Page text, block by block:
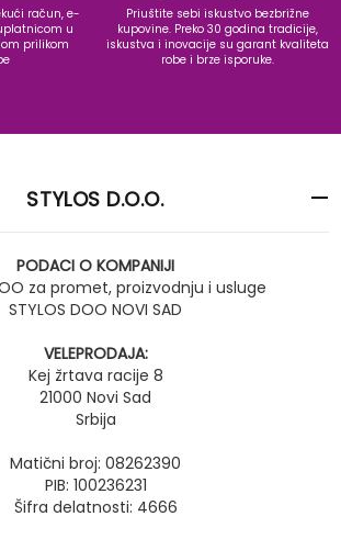
račun, e-
u
prilikom
Priuštite sebi iskustvo bezbrižne
kupovine. Preko 30 godina tradicije,
iskustva i inovacije su garant kvaliteta
robe i brze isporuke.
STYLOS D.O.O.
PODACI O KOMPANIJI
za promet, proizvodnju i usluge
STYLOS DOO NOVI SAD
VELEPRODAJA:
Kej žrtava racije 8
21000 Novi Sad
Srbija
Matični broj: 08262390
PIB: 100236231
Šifra delatnosti: 4666